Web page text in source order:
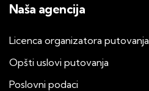
Naša agencija
Licenca organizatora putovanja
Opšti uslovi putovanja
Poslovni podaci